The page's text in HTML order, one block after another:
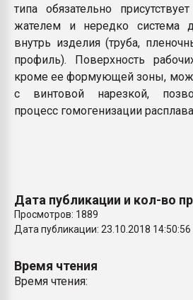
типа обязательно
жателем и нередко система
внутрь изделия (труба,
профиль). Поверхность
кроме ее формующей зоны,
с винтовой нарезкой,
процесс гомогенизации
Дата публикации и кол-во
Просмотров: 1889
Дата публикации: 23.10.2018 14:50:56
Время чтения
Время чтения: